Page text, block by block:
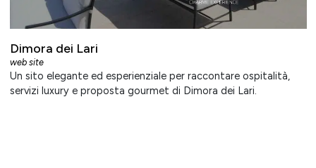
Dimora dei Lari
web site
Un sito elegante ed esperienziale per raccontare ospitalità,
servizi luxury e proposta gourmet di Dimora dei Lari.